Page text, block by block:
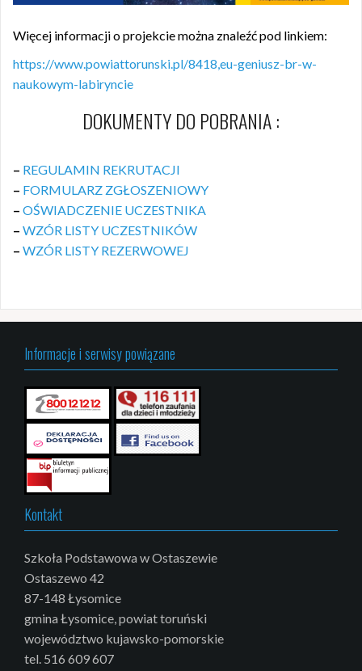
Więcej informacji o projekcie można znaleźć pod linkiem:
https://www.powiattorunski.pl/8418,eu-geniusz-br-w-
naukowym-labiryncie
DOKUMENTY DO POBRANIA :
– REGULAMIN REKRUTACJI
– FORMULARZ ZGŁOSZENIOWY
– OŚWIADCZENIE UCZESTNIKA
– WZÓR LISTY UCZESTNIKÓW
– WZÓR LISTY REZERWOWEJ
Informacje i serwisy powiązane
Kontakt
Szkoła Podstawowa w Ostaszewie
Ostaszewo 42
87-148 Łysomice
gmina Łysomice, powiat toruński
województwo kujawsko-pomorskie
tel. 516 609 607